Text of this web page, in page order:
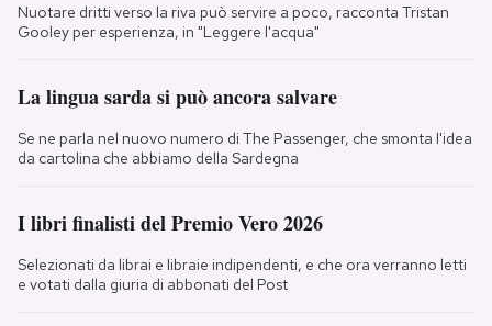
Nuotare dritti verso la riva può servire a poco, racconta Tristan
Gooley per esperienza, in "Leggere l'acqua"
La lingua sarda si può ancora salvare
Se ne parla nel nuovo numero di The Passenger, che smonta l'idea
da cartolina che abbiamo della Sardegna
I libri finalisti del Premio Vero 2026
Selezionati da librai e libraie indipendenti, e che ora verranno letti
e votati dalla giuria di abbonati del Post